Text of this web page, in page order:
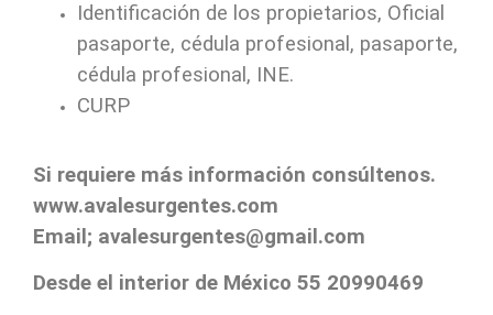
Identificación de los propietarios, Oficial
pasaporte, cédula profesional, pasaporte,
cédula profesional, INE.
CURP
Si requiere más información consúltenos.
www.avalesurgentes.com
Email; avalesurgentes@gmail.com
Desde el interior de México 55 20990469